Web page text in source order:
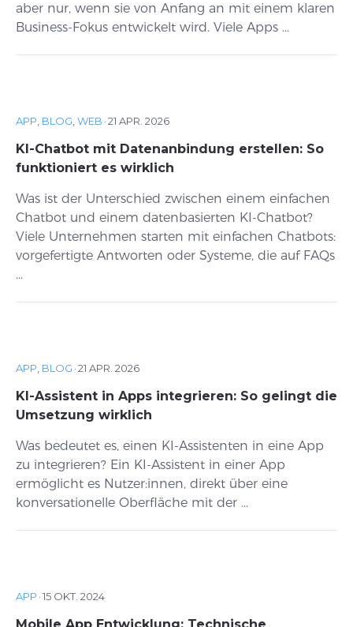
aber nur, wenn sie von Anfang an mit einem klaren
Business-Fokus entwickelt wird. Viele Apps ...
APP BLOG WEB ·21 APR. 2026
KI-Chatbot mit Datenanbindung erstellen: So
funktioniert es wirklich
Was ist der Unterschied zwischen einem einfachen
Chatbot und einem datenbasierten KI-Chatbot?
Viele Unternehmen starten mit einfachen Chatbots:
vorgefertigte Antworten oder Systeme, die auf FAQs
...
APP BLOG ·21 APR. 2026
KI-Assistent in Apps integrieren: So gelingt die
Umsetzung wirklich
Was bedeutet es, einen KI-Assistenten in eine App
zu integrieren? Ein KI-Assistent in einer App
ermöglicht es Nutzer:innen, direkt über eine
konversationelle Oberfläche mit der ...
APP ·15 OKT. 2024